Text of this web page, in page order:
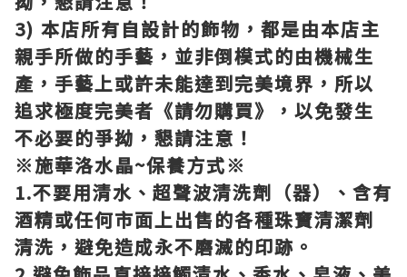
3) 本店所有自設計的飾物，都是由本店主
親手所做的手藝，並非倒模式的由機械生
產，手藝上或許未能達到完美境界，所以
追求極度完美者《請勿購買》，以免發生
不必要的爭拗，懇請注意！
※施華洛水晶~保養方式※
1.不要用清水、超聲波清洗劑（器）、含有
酒精或任何市面上出售的各種珠寶清潔劑
清洗，避免造成永不磨滅的印跡。